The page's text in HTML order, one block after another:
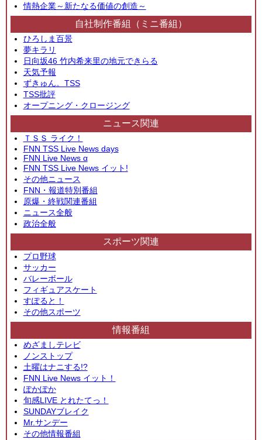
情熱企業～新たなる価値の創造～
自社制作番組（ミニ番組）
ひろしま百景
夢キラリ
日向坂46 竹内希来里の地元できらる
天気予報
ずきゅん。TSS
TSS批評
オープニング・クロージング
ニュース関連
ＴＳＳ ライク！
FNN TSS Live News days
FNN Live News α
FNN TSS Live News イット!
その他ニュース
FNN・報道特別番組
原爆・終戦関連番組
ニュース全般
政治全般
スポーツ関連
プロ野球
サッカー
バレーボール
フィギュアスケート
すぽると！
その他スポーツ
情報番組
めざましテレビ
ノンストップ
土曜はナニする!?
FNN Live News イット！
ぽかぽか
旬感LIVE とれたてっ！
SUNDAYブレイク
Mr.サンデー
その他情報番組